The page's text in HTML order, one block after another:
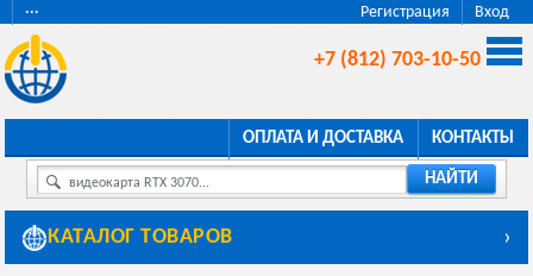
Регистрация Вход
···
+7 (812) 703-10-50
ОПЛАТА И ДОСТАВКА КОНТАКТЫ
видеокарта RTX 3070... НАЙТИ
КАТАЛОГ ТОВАРОВ ›